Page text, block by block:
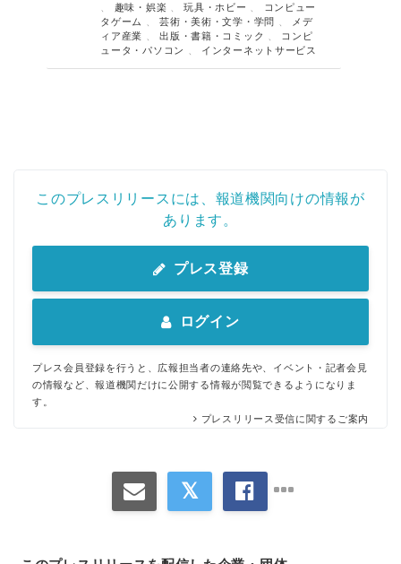
趣味・娯楽 、玩具・ホビー
コンピュー
タゲーム
、芸術・美術・文学・学問
メデ
ィア産業
、出版・書籍・コミック
コンピ
ュータ・パソコン
インターネットサービス
このプレスリリースには、報道機関向けの情報が
あります。
プレス登録
ログイン
プレス会員登録を行うと、広報担当者の連絡先や、イベント・記者会見
の情報など、報道機関だけに公開する情報が閲覧できるようになりま
す。
プレスリリース受信に関するご案内